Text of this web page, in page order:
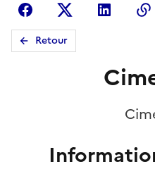
FacebookX
Retour